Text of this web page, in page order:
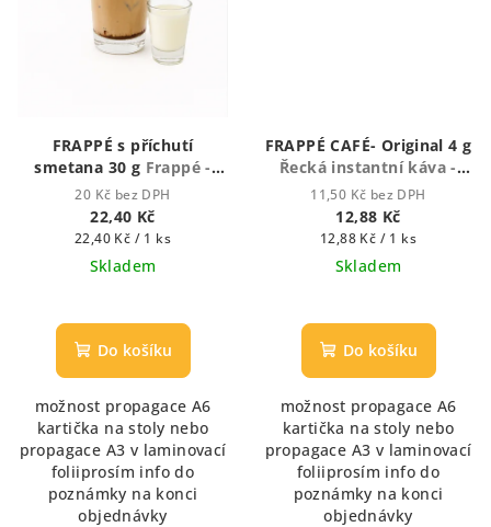
FRAPPÉ s příchutí
smetana 30 g Frappé -
Ledová káva
20 Kč bez DPH
22,40 Kč
Měrná
cena:
22,40 Kč / 1 ks
Skladem
Do košíku
možnost propagace A6
kartička na stoly nebo
propagace A3 v laminovací
foliiprosím info do
poznámky na konci
objednávky
FRAPPÉ CAFÉ- Original 4 g
Řecká instantní káva -
Frappé
11,50 Kč bez DPH
12,88 Kč
Měrná
cena:
12,88 Kč / 1 ks
Skladem
hodnocení
produktu
z
5
hvězdiček.
Do košíku
možnost propagace A6
kartička na stoly nebo
propagace A3 v laminovací
foliiprosím info do
poznámky na konci
objednávky